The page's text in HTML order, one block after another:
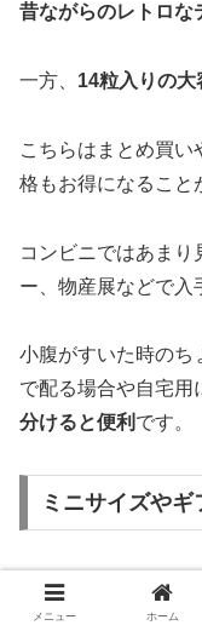
昔ながらのレトロな
一方、 14粒入りの大
こちらはまとめ買い
格もお得になること
コンビニではあま
ー、物産展などで入
小腹がすいた時のち
で配る場合や自宅用
分けると便利 です。
ミニサイズや
最近では、ミニサ
アメも人気です。
メニュー ホーム